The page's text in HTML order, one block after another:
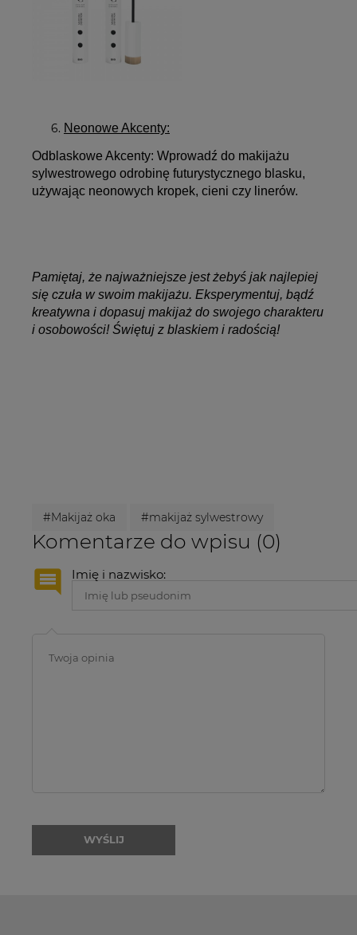
Neonowe Akcenty:
Odblaskowe Akcenty: Wprowadź do makijażu
sylwestrowego odrobinę futurystycznego blasku,
używając neonowych kropek, cieni czy linerów.
Pamiętaj, że najważniejsze jest żebyś jak najlepiej
się czuła w swoim makijażu. Eksperymentuj, bądź
kreatywna i dopasuj makijaż do swojego charakteru
i osobowości! Świętuj z blaskiem i radością!
#Makijaż oka #makijaż sylwestrowy
Komentarze do wpisu (0)
Imię i nazwisko:
WYŚLIJ